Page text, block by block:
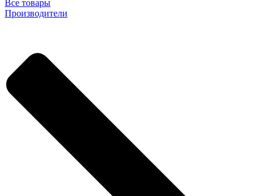
Все товары
Производители